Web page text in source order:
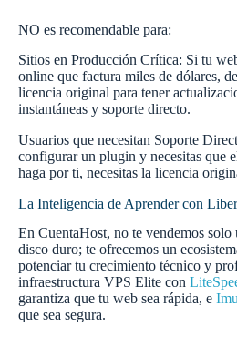
NO es recomendable para:
Sitios en Producción Crítica: Si tu
online que factura miles de dólares,
licencia original para tener
instantáneas y soporte directo.
Usuarios que necesitan Soporte
configurar un plugin y necesitas que
haga por ti, necesitas la licencia
La Inteligencia de Aprender con
En CuentaHost, no te vendemos solo
disco duro; te ofrecemos un
potenciar tu crecimiento técnico y
infraestructura VPS Elite con
garantiza que tu web sea rápida, e
que sea segura.